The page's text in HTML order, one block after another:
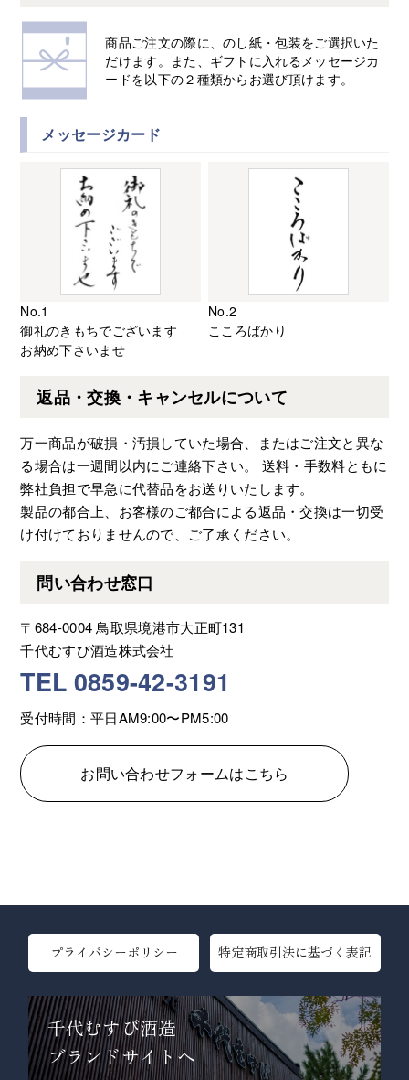
商品ご注文の際に、のし紙・包装をご選択いた
だけます。また、ギフトに入れるメッセージカ
ードを以下の２種類からお選び頂けます。
メッセージカード
No.1
御礼のきもちでございます
お納め下さいませ
No.2
こころばかり
返品・交換・キャンセルについて
万一商品が破損・汚損していた場合、またはご注文と異な
る場合は一週間以内にご連絡下さい。 送料・手数料ともに
弊社負担で早急に代替品をお送りいたします。
製品の都合上、お客様のご都合による返品・交換は一切受
け付けておりませんので、ご了承ください。
問い合わせ窓口
〒684-0004 鳥取県境港市大正町131
千代むすび酒造株式会社
TEL 0859-42-3191
受付時間：平日AM9:00〜PM5:00
お問い合わせフォームはこちら
プライバシーポリシー 特定商取引法に基づく表記
千代むすび酒造
ブランドサイトへ